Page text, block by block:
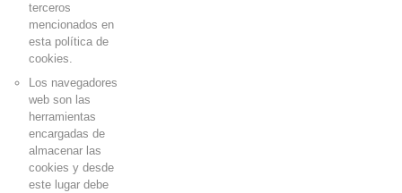
terceros
mencionados en
esta política de
cookies.
Los navegadores
web son las
herramientas
encargadas de
almacenar las
cookies y desde
este lugar debe